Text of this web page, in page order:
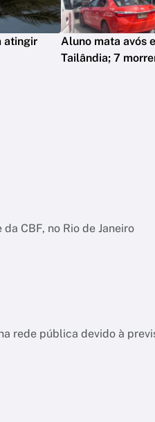
atingir
Aluno mata avós
Tailândia; 7
CBF, no Rio de Janeiro
rede pública devido à